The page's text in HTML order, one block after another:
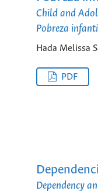
Child and
Pobreza
Hada Melissa
PDF
Dependency